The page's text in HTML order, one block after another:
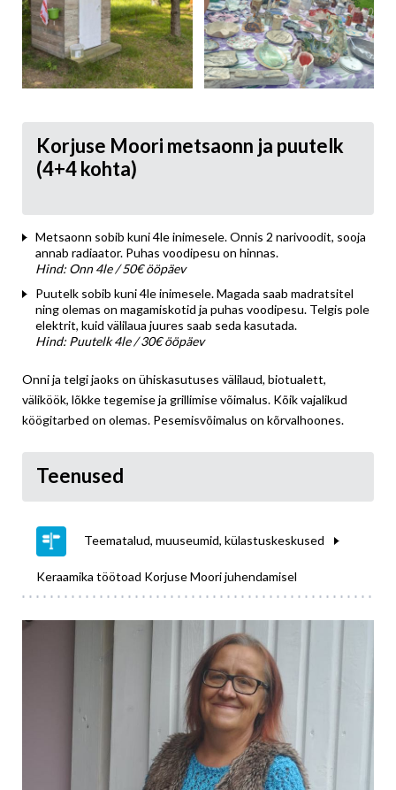
Korjuse Moori metsaonn ja puutelk
(4+4 kohta)
Metsaonn sobib kuni 4le inimesele. Onnis 2 narivoodit, sooja
annab radiaator. Puhas voodipesu on hinnas.
Hind: Onn 4le / 50€ ööpäev
Puutelk sobib kuni 4le inimesele. Magada saab madratsitel
ning olemas on magamiskotid ja puhas voodipesu. Telgis pole
elektrit, kuid välilaua juures saab seda kasutada.
Hind: Puutelk 4le / 30€ ööpäev
Onni ja telgi jaoks on ühiskasutuses välilaud, biotualett,
väliköök, lõkke tegemise ja grillimise võimalus. Kõik vajalikud
köögitarbed on olemas. Pesemisvõimalus on kõrvalhoones.
Teenused
Teematalud, muuseumid, külastuskeskused
Keraamika töötoad Korjuse Moori juhendamisel